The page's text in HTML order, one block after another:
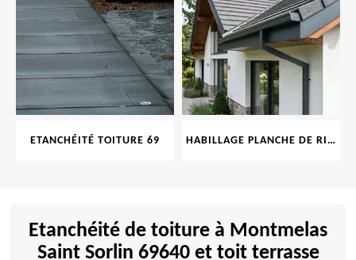
ETANCHÉITÉ TOITURE 69 HABILLAGE PLANCHE DE RIVE 69
Etanchéité de toiture à Montmelas
Saint Sorlin 69640 et toit terrasse